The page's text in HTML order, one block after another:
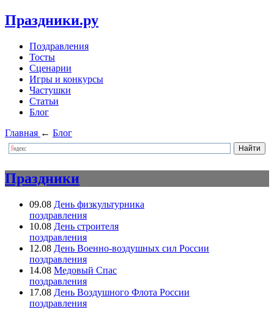
Праздники.ру
Поздравления
Тосты
Сценарии
Игры и конкурсы
Частушки
Статьи
Блог
Главная ← Блог
Праздники
09.08 День физкультурника
поздравления
10.08 День строителя
поздравления
12.08 День Военно-воздушных сил России
поздравления
14.08 Медовый Спас
поздравления
17.08 День Воздушного Флота России
поздравления